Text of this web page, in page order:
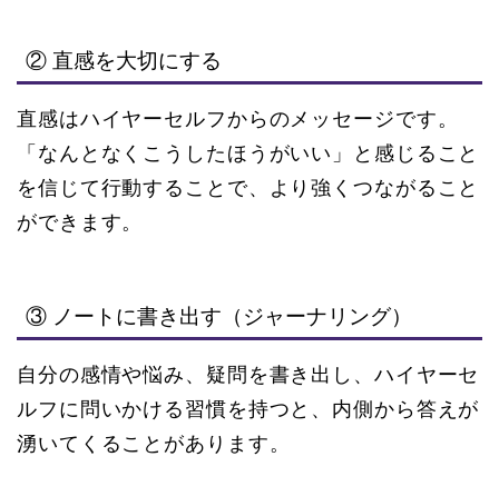
② 直感を大切にする
直感はハイヤーセルフからのメッセージです。
「なんとなくこうしたほうがいい」と感じること
を信じて行動することで、より強くつながること
ができます。
③ ノートに書き出す（ジャーナリング）
自分の感情や悩み、疑問を書き出し、ハイヤーセ
ルフに問いかける習慣を持つと、内側から答えが
湧いてくることがあります。